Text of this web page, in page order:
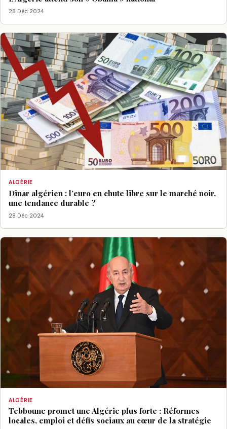
28 Déc 2024
ALGÉRIE
Dinar algérien : l’euro en chute libre sur le marché noir,
une tendance durable ?
28 Déc 2024
ALGÉRIE
Tebboune promet une Algérie plus forte : Réformes
locales, emploi et défis sociaux au cœur de la stratégie